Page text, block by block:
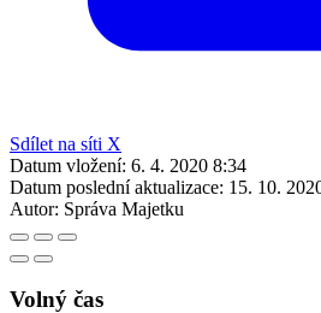
Sdílet na síti X
Datum vložení: 6. 4. 2020 8:34
Datum poslední aktualizace: 15. 10.
Autor: Správa Majetku
Volný čas